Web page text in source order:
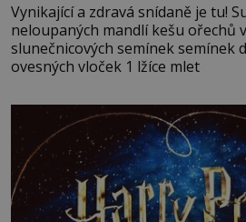
Vynikající a zdravá snídaně je tu! Suroviny Vždy 1 šálek –
neloupaných mandlí kešu ořechů
slunečnicových semínek semínek
ovesných vloček 1 lžíce mlet